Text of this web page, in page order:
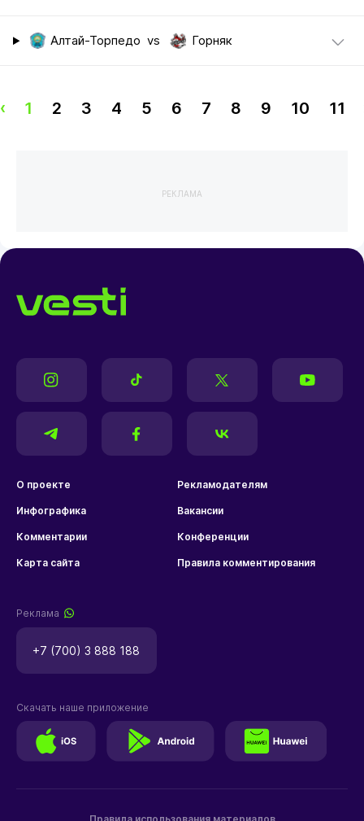
Алтай-Торпедо vs Горняк
‹ 1 2 3 4 5 6 7 8 9 10 11
РЕКЛАМА
О проекте Рекламодателям
Инфографика Вакансии
Комментарии Конференции
Карта сайта Правила комментирования
Реклама
+7 (700) 3 888 188
Скачать наше приложение